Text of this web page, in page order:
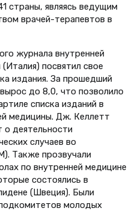
страны, являясь ведущим
врачей-терапевтов в
журнала внутренней
посвятил свое
издания. За прошедший
до 8,0, что позволило
списка изданий в
медицины. Дж. Келлетт
о деятельности
случаев во
Также прозвучали
по внутренней медицине
состоялись в
(Швеция). Были
молодых